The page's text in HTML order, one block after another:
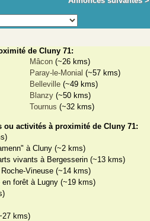
de Cluny 71:
Mâcon (~26 kms)
Paray-le-Monial (~57 kms)
Belleville (~49 kms)
Blanzy (~50 kms)
Tournus (~32 kms)
activités à proximité de Cluny 71:
à Cluny (~2 kms)
vivants à Bergesserin (~13 kms)
Vineuse (~14 kms)
en forêt à Lugny (~19 kms)
kms)